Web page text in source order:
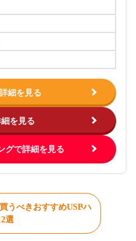
細を見る
を見る
グで詳細を見る
うべきおすすめUSBハ
選